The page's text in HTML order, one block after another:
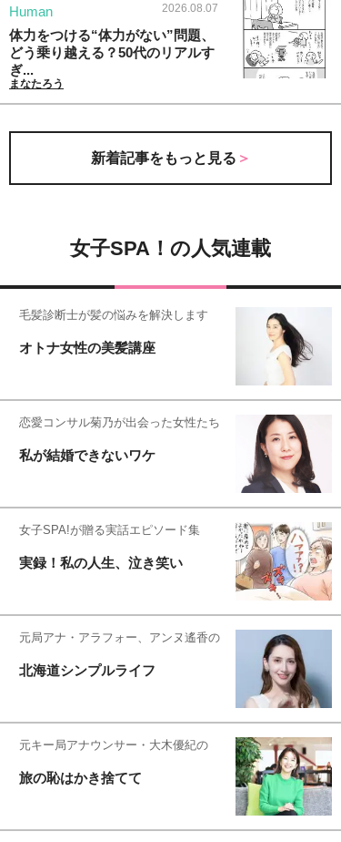
Human 2026.08.07
体力をつける“体力がない”問題、
どう乗り越える？50代のリアルす
ぎ...
まなたろう
新着記事をもっと見る
女子SPA！の人気連載
毛髪診断士が髪の悩みを解決します
オトナ女性の美髪講座
恋愛コンサル菊乃が出会った女性たち
私が結婚できないワケ
女子SPA!が贈る実話エピソード集
実録！私の人生、泣き笑い
元局アナ・アラフォー、アンヌ遙香の
北海道シンプルライフ
元キー局アナウンサー・大木優紀の
旅の恥はかき捨てて